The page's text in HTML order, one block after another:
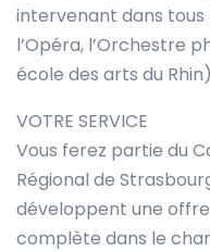
intervenant dans tous
l’Opéra, l’Orchestre
école des arts du
VOTRE SERVICE
Vous ferez partie du
Régional de
développent une
complète dans le